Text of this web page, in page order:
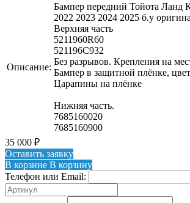
Описание:
Бампер передний Тойота Ланд
2022 2023 2024 2025 б.у
Верхняя часть
5211960R60
521196C932
Без разрывов. Крепления на
Бампер в защитной плёнке,
Царапины на плёнке
Нижняя часть.
7685160020
7685160900
35 000 ₽
Оставить заявку
В корзине В корзину
Телефон или Email: